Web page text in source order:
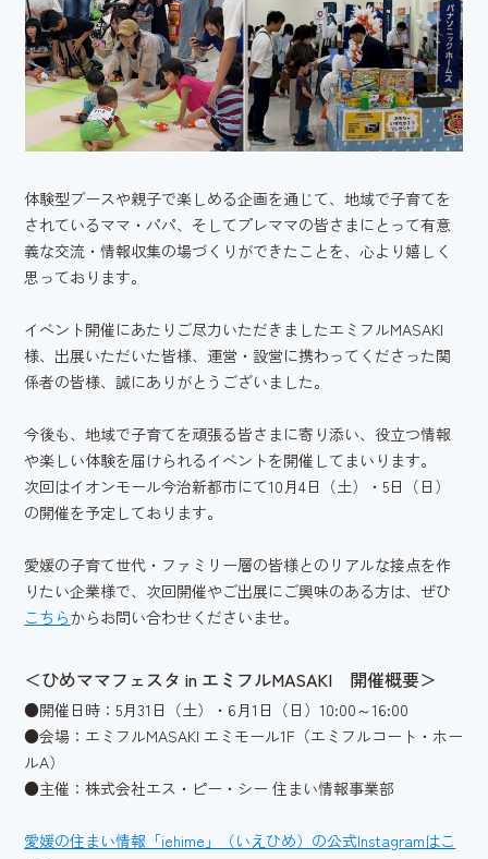
体験型ブースや親子で楽しめる企画を通じて、地域で子育てを
されているママ・パパ、そしてプレママの皆さまにとって有意
義な交流・情報収集の場づくりができたことを、心より嬉しく
思っております。
イベント開催にあたりご尽力いただきましたエミフルMASAKI
様、出展いただいた皆様、運営・設営に携わってくださった関
係者の皆様、誠にありがとうございました。
今後も、地域で子育てを頑張る皆さまに寄り添い、役立つ情報
や楽しい体験を届けられるイベントを開催してまいります。
次回はイオンモール今治新都市にて10月4日（土）・5日（日）
の開催を予定しております。
愛媛の子育て世代・ファミリー層の皆様とのリアルな接点を作
りたい企業様で、次回開催やご出展にご興味のある方は、ぜひ
こちらからお問い合わせくださいませ。
＜ひめママフェスタ in エミフルMASAKI 開催概要＞
●開催日時：5月31日（土）・6月1日（日）10:00～16:00
●会場：エミフルMASAKI エミモール1F（エミフルコート・ホー
ルA）
●主催：株式会社エス・ピー・シー 住まい情報事業部
愛媛の住まい情報「iehime」（いえひめ）の公式Instagramはこ